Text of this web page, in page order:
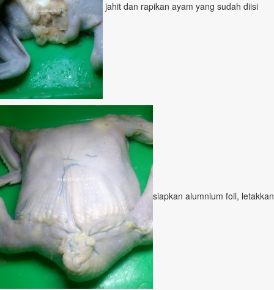
jahit dan rapikan ayam yang sudah diisi
siapkan alumnium foil, letakkan